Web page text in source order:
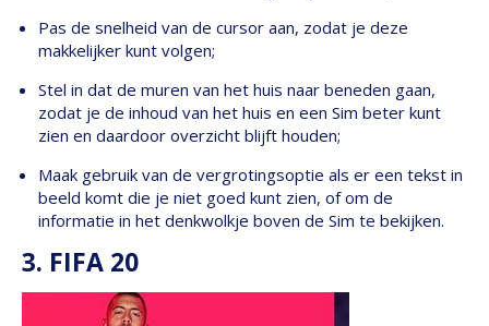
Pas de snelheid van de cursor aan, zodat je deze
makkelijker kunt volgen;
Stel in dat de muren van het huis naar beneden gaan,
zodat je de inhoud van het huis en een Sim beter kunt
zien en daardoor overzicht blijft houden;
Maak gebruik van de vergrotingsoptie als er een tekst in
beeld komt die je niet goed kunt zien, of om de
informatie in het denkwolkje boven de Sim te bekijken.
3. FIFA 20